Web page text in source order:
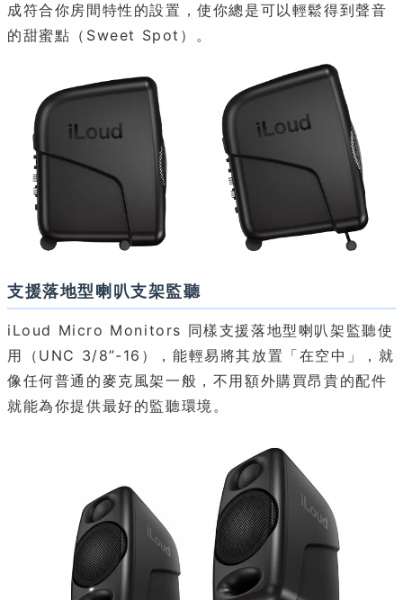
成符合你房間特性的設置，使你總是可以輕鬆得到聲音
的甜蜜點（Sweet Spot）。
支援落地型喇叭支架監聽
iLoud Micro Monitors 同樣支援落地型喇叭架監聽使
用（UNC 3/8”-16），能輕易將其放置「在空中」，就
像任何普通的麥克風架一般，不用額外購買昂貴的配件
就能為你提供最好的監聽環境。